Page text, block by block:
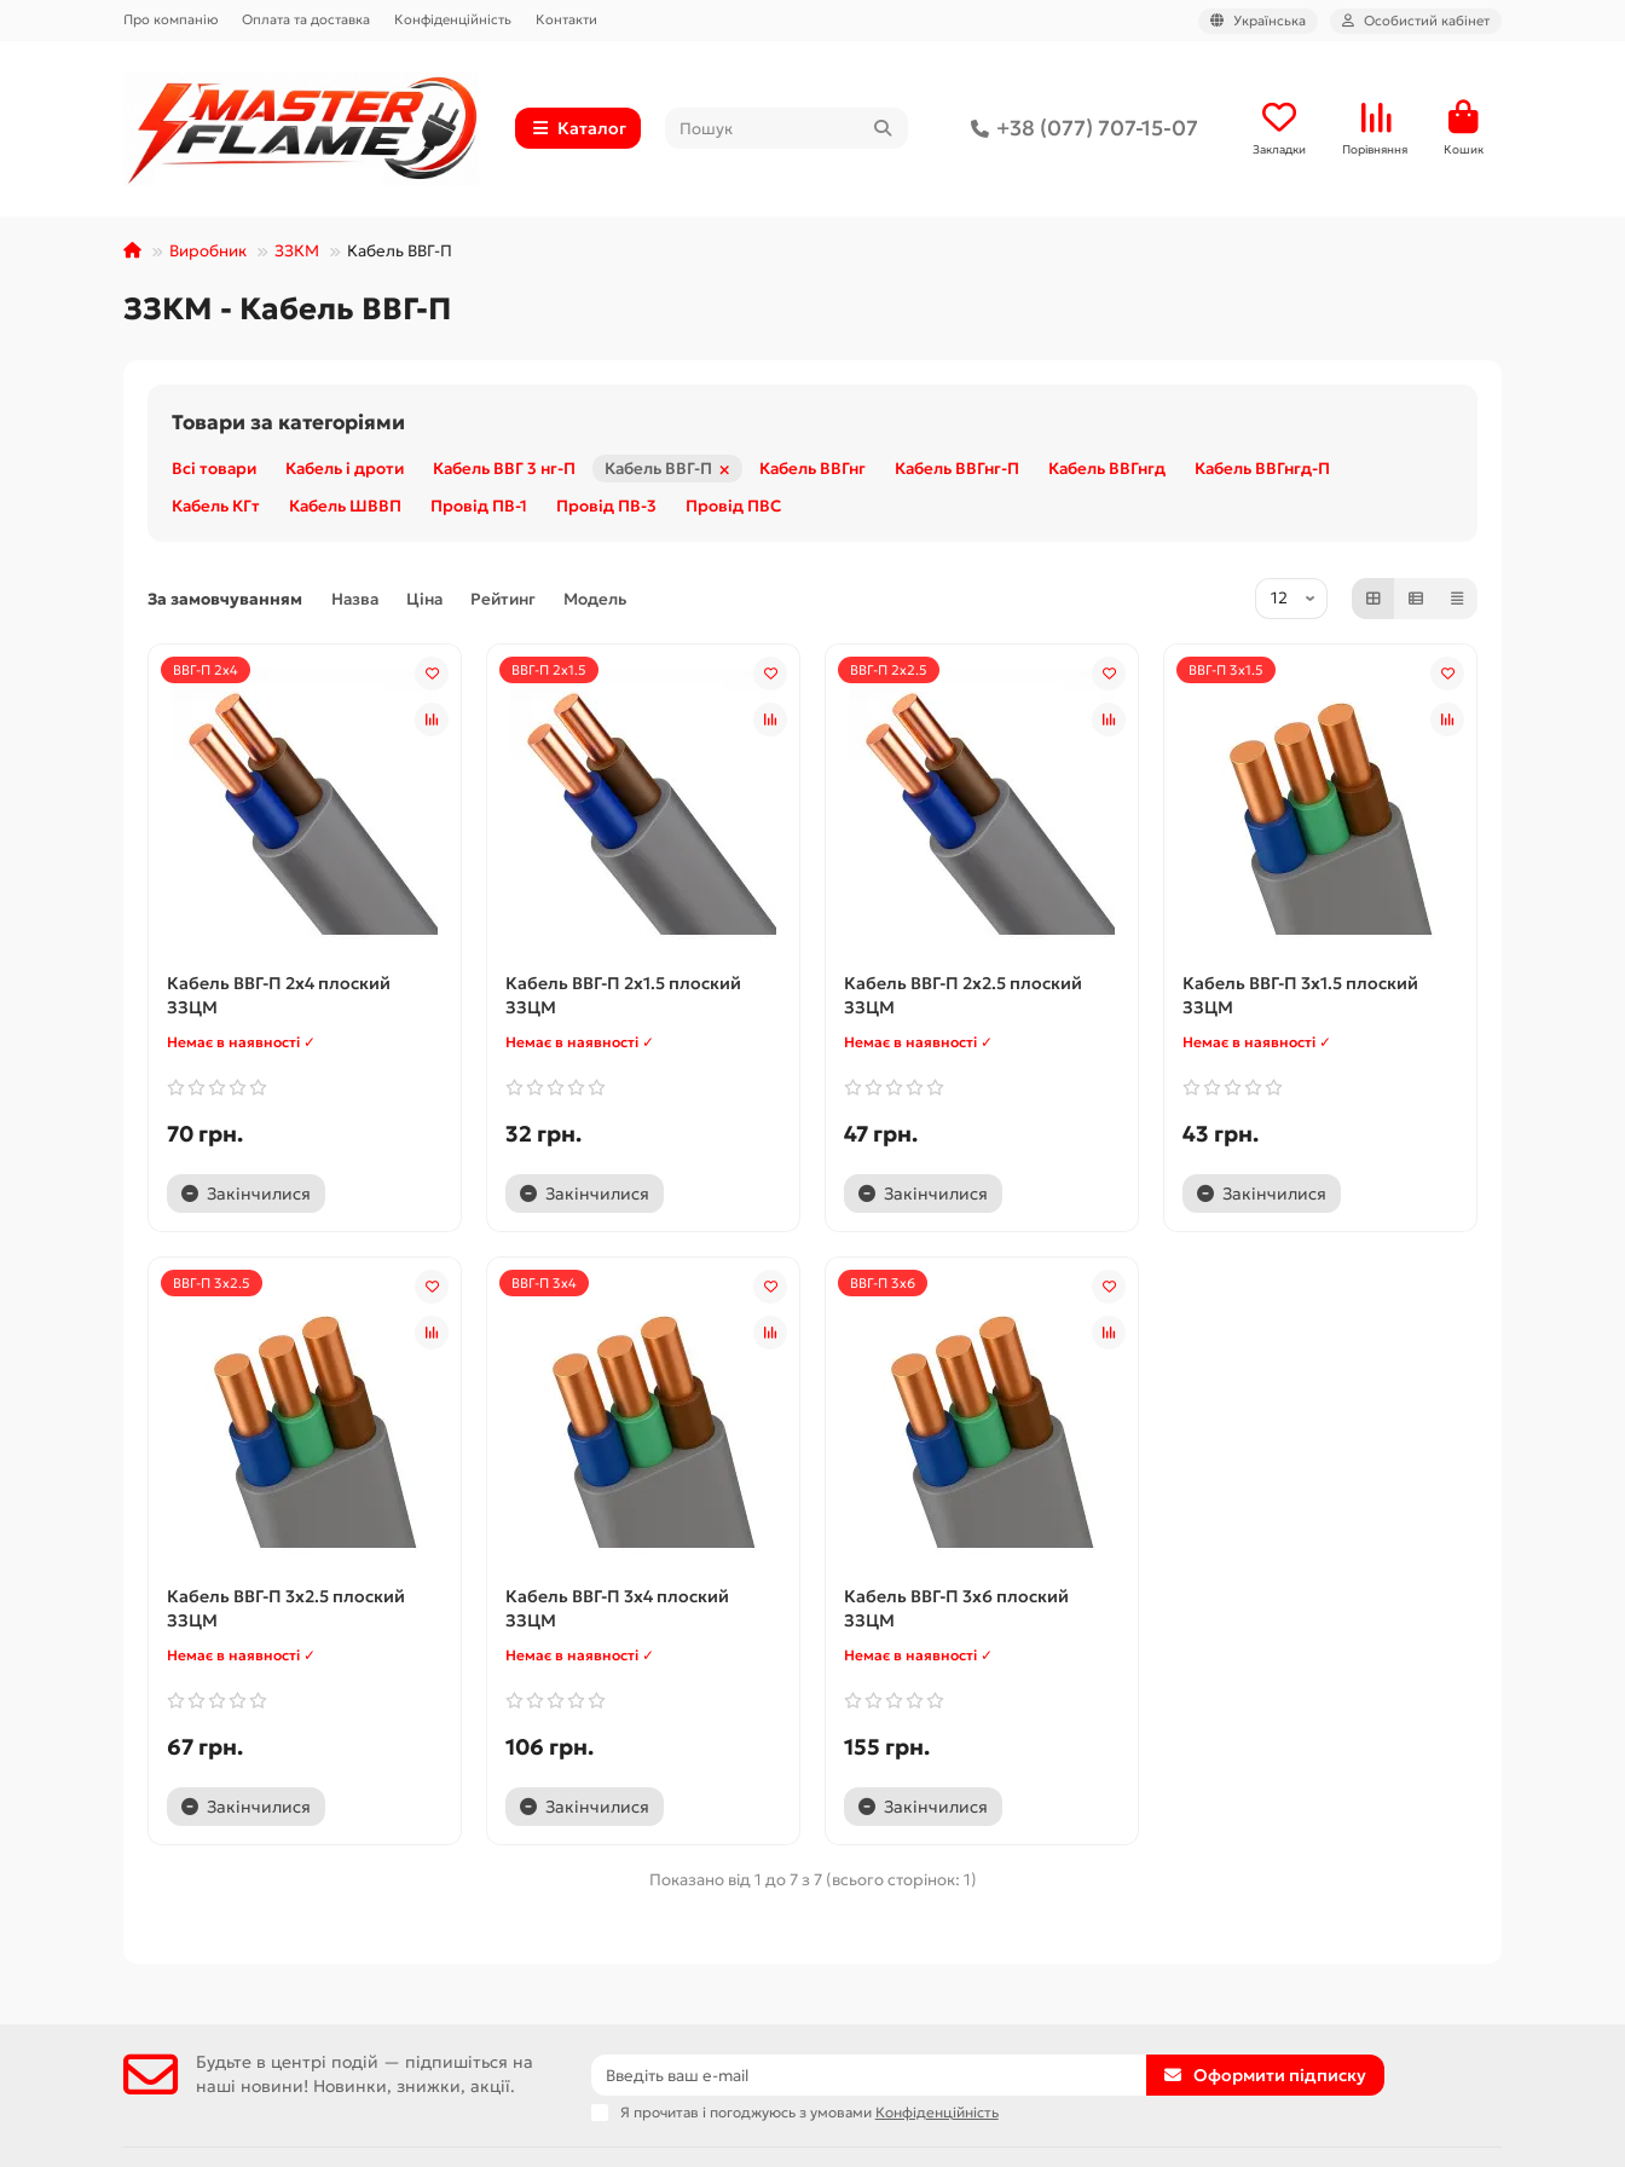
Про компанію Оплата та доставка Конфіденційність Контакти Українська Особистий кабінет
Каталог +38 (077) 707-15-07
Закладки Порівняння Кошик
Виробник ЗЗКМ Кабель ВВГ-П
ЗЗКМ - Кабель ВВГ-П
Товари за категоріями
Всі товари Кабель і дроти Кабель ВВГ 3 нг-П Кабель ВВГ-П × Кабель ВВГнг Кабель ВВГнг-П Кабель ВВГнгд
Кабель ВВГнгд-П
Кабель КГт
Кабель ШВВП Провід ПВ-1 Провід ПВ-3 Провід ПВС
За замовчуванням Назва Ціна Рейтинг Модель
ВВГ-П 2x4
Кабель ВВГ-П 2x4 плоский
ЗЗЦМ
Немає в наявності ✓
70 грн.
Закінчилися
ВВГ-П 2х1.5
Кабель ВВГ-П 2х1.5 плоский
ЗЗЦМ
Немає в наявності ✓
32 грн.
Закінчилися
ВВГ-П 2х2.5
Кабель ВВГ-П 2х2.5 плоский
ЗЗЦМ
Немає в наявності ✓
47 грн.
Закінчилися
ВВГ-П 3x1.5
Кабель ВВГ-П 3x1.5 плоский
ЗЗЦМ
Немає в наявності ✓
43 грн.
Закінчилися
ВВГ-П 3x2.5
Кабель ВВГ-П 3x2.5 плоский
ЗЗЦМ
Немає в наявності ✓
67 грн.
Закінчилися
ВВГ-П 3x4
Кабель ВВГ-П 3x4 плоский
ЗЗЦМ
Немає в наявності ✓
106 грн.
Закінчилися
ВВГ-П 3x6
Кабель ВВГ-П 3x6 плоский
ЗЗЦМ
Немає в наявності ✓
155 грн.
Закінчилися
Показано від 1 до 7 з 7 (всього сторінок: 1)
Будьте в центрі подій — підпишіться на
наші новини! Новинки, знижки, акції.
Оформити підписку
Я прочитав і погоджуюсь з умовами Конфіденційність